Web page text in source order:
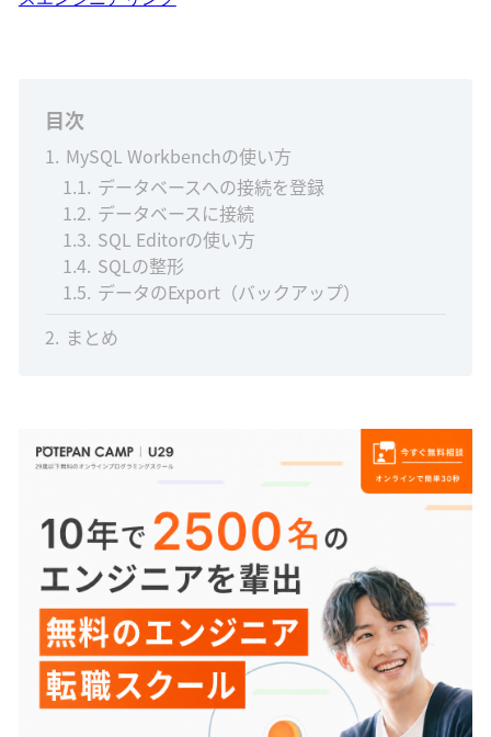
目次
1 MySQL Workbenchの使い方
1.1 データベースへの接続を登録
1.2 データベースに接続
1.3 SQL Editorの使い方
1.4 SQLの整形
1.5 データのExport（バックアップ）
2 まとめ